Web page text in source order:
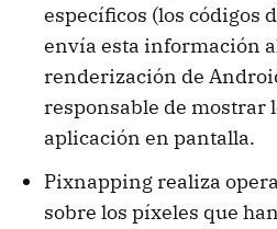
específicos (los códigos
envía esta información
renderización de
responsable de mostrar
aplicación en pantalla.
Pixnapping realiza
sobre los píxeles que